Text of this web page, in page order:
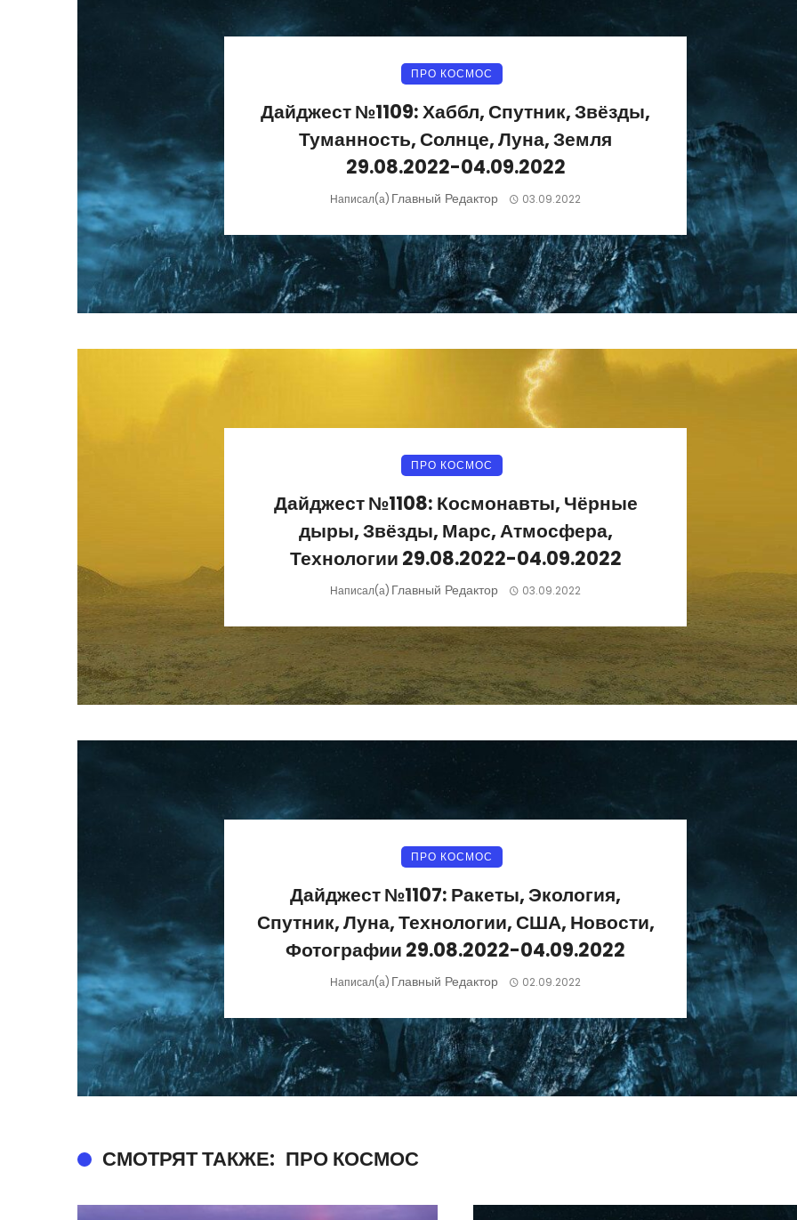
ПРО КОСМОС
Дайджест №1109: Хаббл, Спутник, Звёзды,
Туманность, Солнце, Луна, Земля
29.08.2022-04.09.2022
Написал(а) Главный Редактор 03.09.2022
ПРО КОСМОС
Дайджест №1108: Космонавты, Чёрные
дыры, Звёзды, Марс, Атмосфера,
Технологии 29.08.2022-04.09.2022
Написал(а) Главный Редактор 03.09.2022
ПРО КОСМОС
Дайджест №1107: Ракеты, Экология,
Спутник, Луна, Технологии, США, Новости,
Фотографии 29.08.2022-04.09.2022
Написал(а) Главный Редактор 02.09.2022
СМОТРЯТ ТАКЖЕ: ПРО КОСМОС